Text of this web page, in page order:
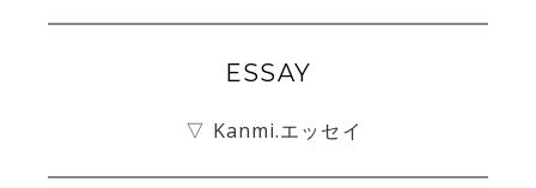
ESSAY
▽ Kanmi.エッセイ